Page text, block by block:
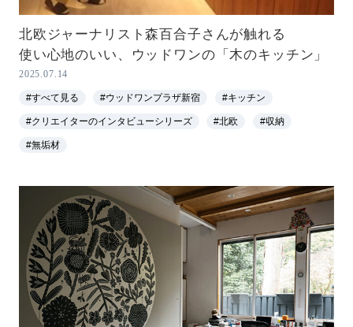
北欧ジャーナリスト森百合子さんが触れる
使い心地のいい、ウッドワンの「木のキッチン」
2025.07.14
#すべて見る #ウッドワンプラザ新宿 #キッチン
#クリエイターのインタビューシリーズ #北欧 #収納
#無垢材